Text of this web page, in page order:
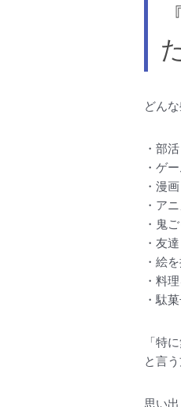
どん
・部活
・ゲ
・漫画
・ア
・鬼
・友
・絵
・料
・駄
「特
と言
思い